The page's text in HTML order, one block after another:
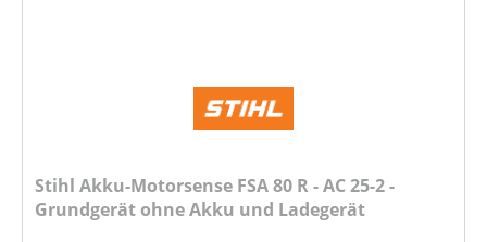
Stihl Akku-Motorsense FSA 80 R - AC 25-2 -
Grundgerät ohne Akku und Ladegerät